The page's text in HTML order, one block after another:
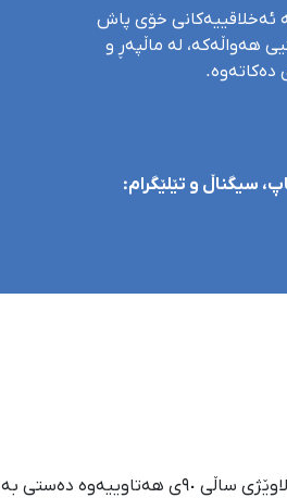
ئەخلاقییەکانی خۆی پاش
هەواڵەکە، لە ماڵپەڕ و
دەکاتەوە.
سیگناڵ و تێلێگرام:
ئاژانسی هەواڵدەریی کوردستان، لە ١ی گەلاوێژی ساڵی ٩٠ی هەتاوییەوە دەستی بە